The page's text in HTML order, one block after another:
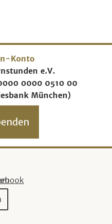
Konto
e.V.
0000 0510 00
München)